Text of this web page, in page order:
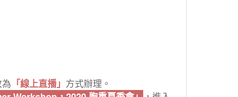
「線上直播」 方式辦理。